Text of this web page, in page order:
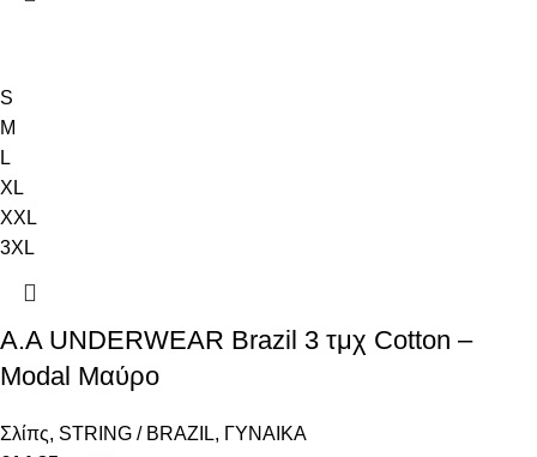
S
M
L
XL
XXL
3XL
Α.A UNDERWEAR Brazil 3 τμχ Cotton –
Modal Μαύρο
Σλίπς, STRING / BRAZIL, ΓΥΝΑΙΚΑ